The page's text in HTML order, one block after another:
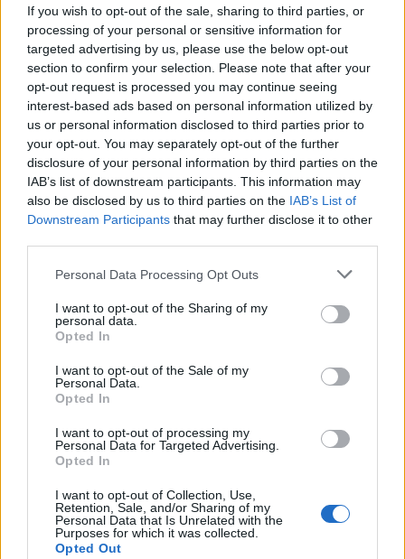
If you wish to opt-out of the sale, sharing to third parties, or
processing of your personal or sensitive information for
targeted advertising by us, please use the below opt-out
section to confirm your selection. Please note that after your
opt-out request is processed you may continue seeing
interest-based ads based on personal information utilized by
us or personal information disclosed to third parties prior to
your opt-out. You may separately opt-out of the further
disclosure of your personal information by third parties on the
IAB’s list of downstream participants. This information may
also be disclosed by us to third parties on the IAB’s List of
Downstream Participants that may further disclose it to other
Please note that this website/app uses one or more Google
not limited to your visit or usage behaviour. You may click to
grant or deny consent to Google and its third-party tags to
use your data for below specified purposes in below Google
consent section.
Personal Data Processing Opt Outs
I want to opt-out of the Sharing of my
personal data.
Opted In
I want to opt-out of the Sale of my
Personal Data.
Opted In
I want to opt-out of processing my
Personal Data for Targeted Advertising.
Opted In
I want to opt-out of Collection, Use,
Retention, Sale, and/or Sharing of my
Personal Data that Is Unrelated with the
Purposes for which it was collected.
Opted Out
Τουρισμός για Ολους 2026: Τα SOS για να κερδίσετε το
voucher διακοπών
Το Minecraft έρχεται στο Nintendo Switch 2 όπως δεν το
έχετε ξαναδεί